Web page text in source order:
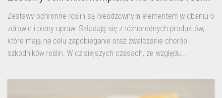
Zestawy ochronne roślin są nieodzownym elementem w dbaniu o
zdrowie i plony upraw. Składają się z różnorodnych produktów,
które mają na celu zapobieganie oraz zwalczanie chorób i
szkodników roślin. W dzisiejszych czasach, ze względu...